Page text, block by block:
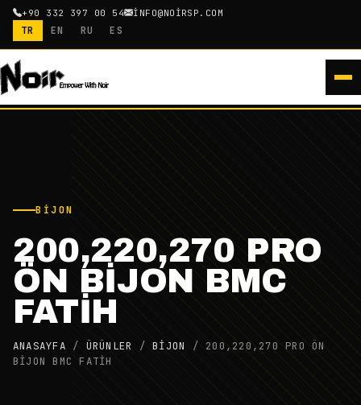
+90 332 397 00 54 INFO@NOIRSP.COM
TR EN RU ES
BIJON
200,220,270 PRO
ÖN BİJON BMC
FATİH
ANASAYFA / ÜRÜNLER /BIJON / 200,220,270 PRO ÖN
BİJON BMC FATİH